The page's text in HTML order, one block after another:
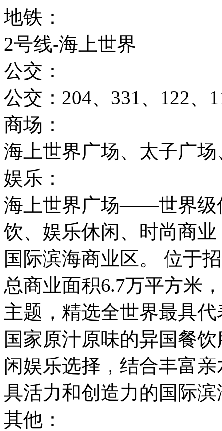
地铁：
2号线-海上世界
公交：
公交：204、331、122、
商场：
海上世界广场、太子广
娱乐：
海上世界广场——世界级
饮、娱乐休闲、时尚商
国际滨海商业区。 位于
总商业面积6.7万平方米
主题，精选全世界最具
国家原汁原味的异国餐
闲娱乐选择，结合丰富
具活力和创造力的国际
其他：